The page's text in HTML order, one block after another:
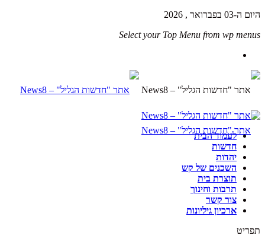
היום ה-03 בפברואר , 2026
Select your Top Menu from wp menus
לעמוד הבית
חדשות
יהדות
השכנים של קש
תוצרת בית
תרבות וחינוך
צור קשר
ארכיון גיליונות
תפריט